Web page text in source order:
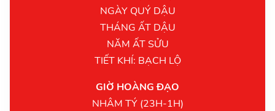
NGÀY QUÝ DẬU
THÁNG ẤT DẬU
NĂM ẤT SỬU
TIẾT KHÍ: BẠCH LỘ
GIỜ HOÀNG ĐẠO
NHÂM TÝ (23H-1H)